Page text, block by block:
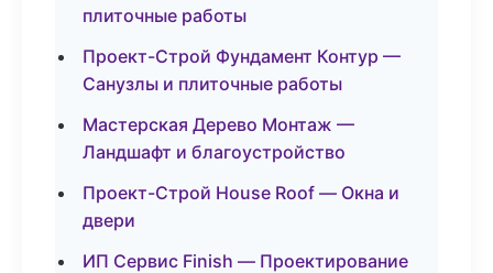
плиточные работы
Проект-Строй Фундамент Контур —
Санузлы и плиточные работы
Мастерская Дерево Монтаж —
Ландшафт и благоустройство
Проект-Строй House Roof — Окна и
двери
ИП Сервис Finish — Проектирование